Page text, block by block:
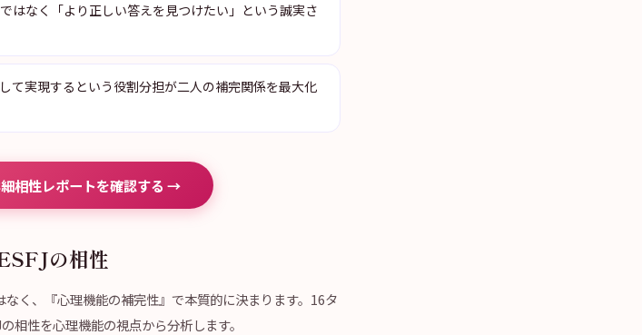
はなく「より正しい答えを見つけたい」という誠実さ
て実現するという役割分担が二人の補完関係を最大化
相性レポートを確認する →
の相性
く、『心理機能の補完性』で本質的に決まります。16タ
相性を心理機能の視点から分析します。